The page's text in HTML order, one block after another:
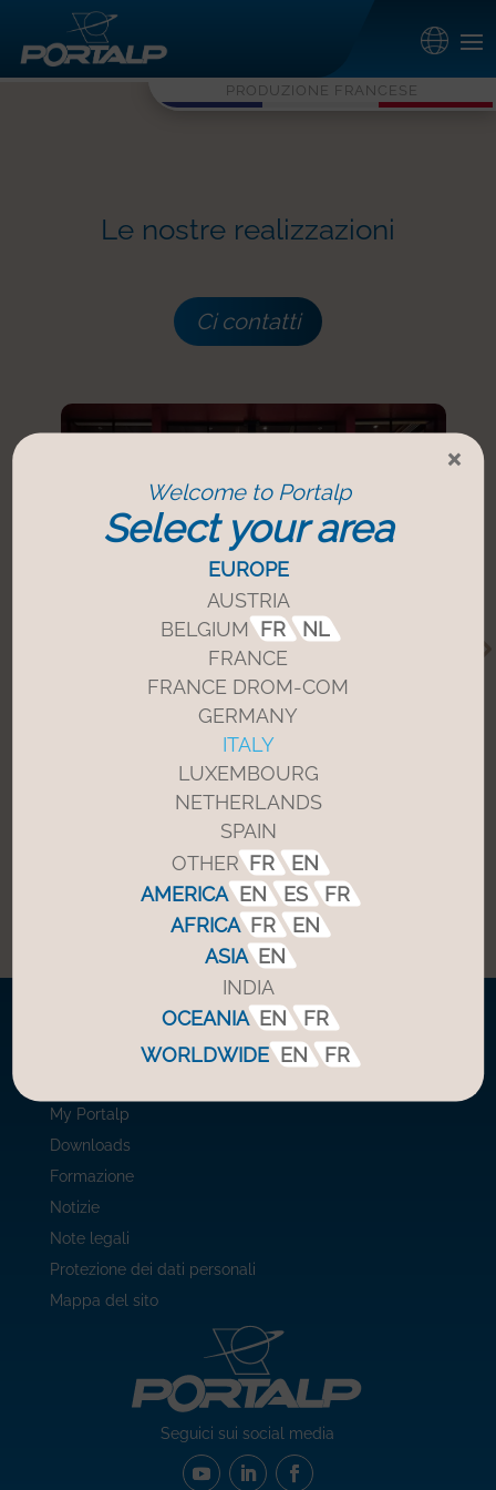
PRODUZIONE FRANCESE
Le nostre realizzazioni
Ci contatti
Hotel Marriott in India
Scopra di più
My Portalp
Downloads
Formazione
Notizie
Note legali
Protezione dei dati personali
Mappa del sito
Seguici sui social media
×
Welcome to Portalp
Select your area
EUROPE
AUSTRIA
BELGIUM FR
NL
FRANCE
FRANCE DROM-COM
GERMANY
ITALY
LUXEMBOURG
NETHERLANDS
SPAIN
OTHER FR
EN
AMERICA EN ES
FR
AFRICA FR
EN
ASIA EN
INDIA
OCEANIA EN
FR
WORLDWIDE EN FR